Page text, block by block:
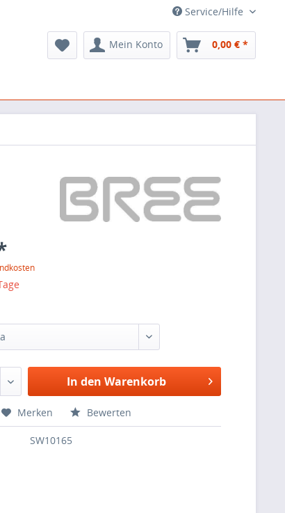
Service/Hilfe
Mein Konto 0,00 € *
In den Warenkorb
Merken Bewerten
SW10165